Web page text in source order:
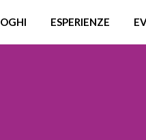
ESPERIENZE